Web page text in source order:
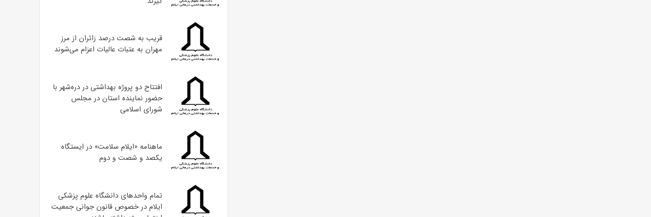
قریب به شصت درصد زائران از مرز
مهران به عتبات عالیات اعزام می‌شوند
افتتاح دو پروژه بهداشتی در دره‌شهر با
حضور نماینده استان در مجلس
شورای اسلامی
ماهنامه «ایلام سلامت» در ایستگاه
یکصد و شصت و دوم
تمام واحدهای دانشگاه علوم پزشکی
ایلام در خصوص قانون جوانی جمعیت